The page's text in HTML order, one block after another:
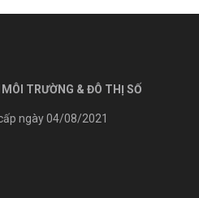
TRƯỜNG & ĐÔ THỊ SỐ
ngày 04/08/2021